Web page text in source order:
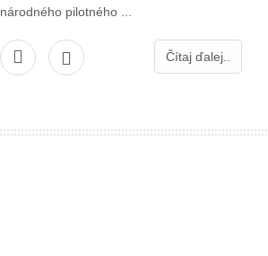
národného pilotného ...
Čítaj ďalej..